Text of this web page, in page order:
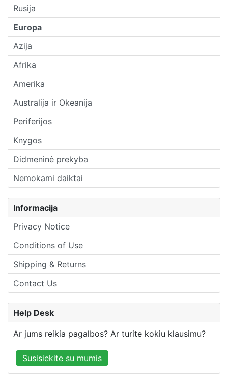
Rusija
Europa
Azija
Afrika
Amerika
Australija ir Okeanija
Periferijos
Knygos
Didmeninė prekyba
Nemokami daiktai
Informacija
Privacy Notice
Conditions of Use
Shipping & Returns
Contact Us
Help Desk
Ar jums reikia pagalbos? Ar turite kokiu klausimu?
Susisiekite su mumis